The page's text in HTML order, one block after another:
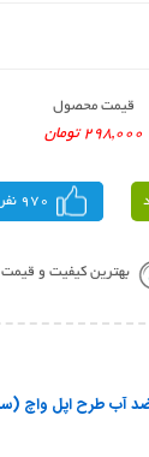
قیمت محصول
298,000 تومان
970 نفر
بهترین کیفیت و قیمت